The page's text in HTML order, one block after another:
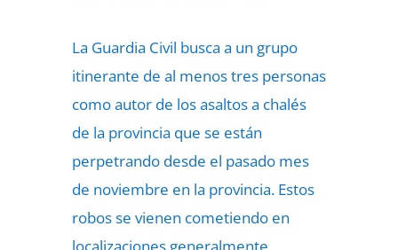
La Guardia Civil busca a un grupo
itinerante de al menos tres personas
como autor de los asaltos a chalés
de la provincia que se están
perpetrando desde el pasado mes
de noviembre en la provincia. Estos
robos se vienen cometiendo en